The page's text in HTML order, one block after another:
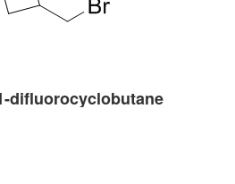
difluorocyclobutane